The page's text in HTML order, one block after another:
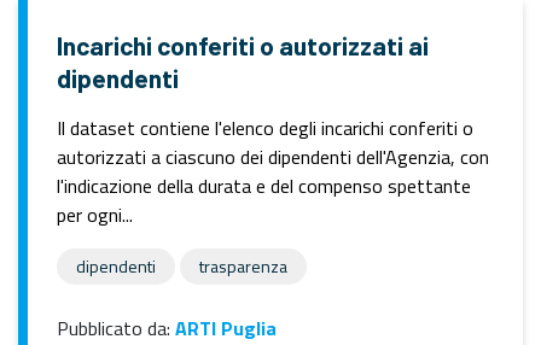
Incarichi conferiti o autorizzati ai
dipendenti
Il dataset contiene l'elenco degli incarichi conferiti o
autorizzati a ciascuno dei dipendenti dell'Agenzia, con
l'indicazione della durata e del compenso spettante
per ogni...
dipendenti trasparenza
Pubblicato da: ARTI Puglia